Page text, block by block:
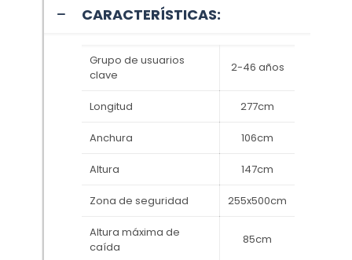
CARACTERÍSTICAS:
Grupo de usuarios
clave
2-46 años
Longitud 277cm
Anchura 106cm
Altura 147cm
Zona de seguridad 255x500cm
Altura máxima de
caída
85cm